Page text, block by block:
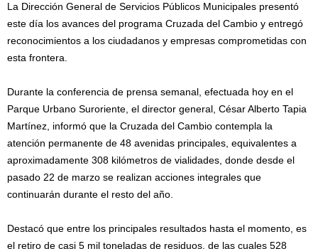
La Dirección General de Servicios Públicos Municipales presentó
este día los avances del programa Cruzada del Cambio y entregó
reconocimientos a los ciudadanos y empresas comprometidas con
esta frontera.
Durante la conferencia de prensa semanal, efectuada hoy en el
Parque Urbano Suroriente, el director general, César Alberto Tapia
Martínez, informó que la Cruzada del Cambio contempla la
atención permanente de 48 avenidas principales, equivalentes a
aproximadamente 308 kilómetros de vialidades, donde desde el
pasado 22 de marzo se realizan acciones integrales que
continuarán durante el resto del año.
Destacó que entre los principales resultados hasta el momento, es
el retiro de casi 5 mil toneladas de residuos, de las cuales 528